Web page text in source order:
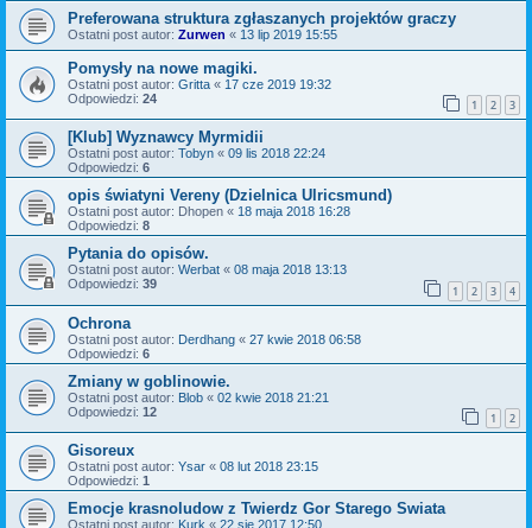
Preferowana struktura zgłaszanych projektów graczy
Ostatni post autor: Zurwen « 13 lip 2019 15:55
Pomysły na nowe magiki.
Ostatni post autor: Gritta « 17 cze 2019 19:32
Odpowiedzi: 24 1 2 3
[Klub] Wyznawcy Myrmidii
Ostatni post autor: Tobyn « 09 lis 2018 22:24
Odpowiedzi: 6
opis światyni Vereny (Dzielnica Ulricsmund)
Ostatni post autor: Dhopen « 18 maja 2018 16:28
Odpowiedzi: 8
Pytania do opisów.
Ostatni post autor: Werbat « 08 maja 2018 13:13
Odpowiedzi: 39 1 2 3 4
Ochrona
Ostatni post autor: Derdhang « 27 kwie 2018 06:58
Odpowiedzi: 6
Zmiany w goblinowie.
Ostatni post autor: Blob « 02 kwie 2018 21:21
Odpowiedzi: 12 1 2
Gisoreux
Ostatni post autor: Ysar « 08 lut 2018 23:15
Odpowiedzi: 1
Emocje krasnoludow z Twierdz Gor Starego Swiata
Ostatni post autor: Kurk « 22 sie 2017 12:50